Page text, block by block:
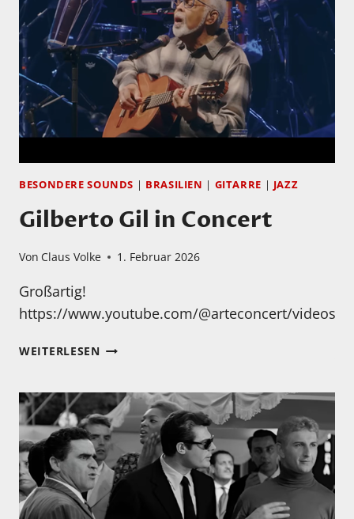
BESONDERE SOUNDS | BRASILIEN | GITARRE | JAZZ
Gilberto Gil in Concert
Von Claus Volke 1. Februar 2026
Großartig!
https://www.youtube.com/@arteconcert/videos
WEITERLESENGILBERTO
CONCERT